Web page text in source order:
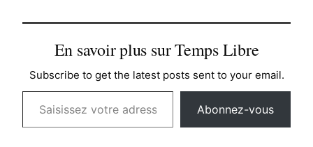
En savoir plus sur Temps Libre
Subscribe to get the latest posts sent to your email.
Saisissez votre adresse e-mail…
Abonnez-vous